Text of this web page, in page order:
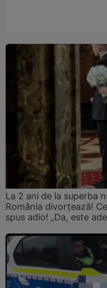
La 2 ani de la superba
România divorțează!
spus adio! „Da, este